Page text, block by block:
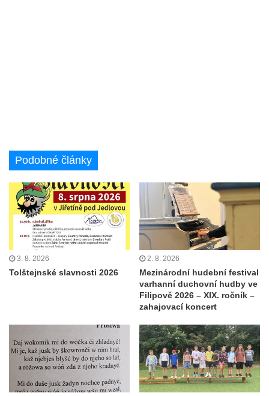
Podobné články
3. 8. 2026
Tolštejnské slavnosti 2026
2. 8. 2026
Mezinárodní hudební festival
varhanní duchovní hudby ve
Filipově 2026 – XIX. ročník –
zahajovací koncert